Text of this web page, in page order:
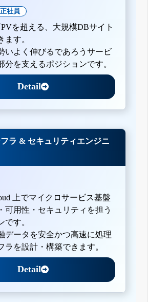
正社員
PVを超える、大規模DBサイト
ます。
いよく伸びるであろうサービ
分を支えるポジションです。
Detail
ラ & セキュリティエンジニ
上でマイクロサービス基盤
可用性・セキュリティを担う
です。
データを安全かつ高速に処理
ラを設計・構築できます。
Detail